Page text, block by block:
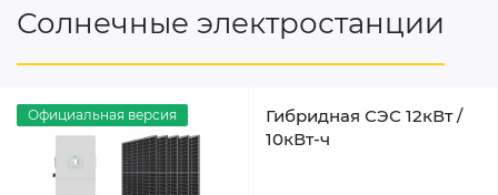
Солнечные электростанции
Официальная версия
Гибридная СЭС 12кВт /
10кВт-ч